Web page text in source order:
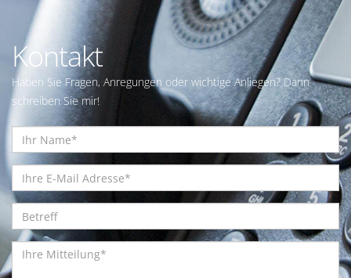
Kontakt
Haben Sie Fragen, Anregungen oder wichtige Anliegen? Dann
schreiben Sie mir!